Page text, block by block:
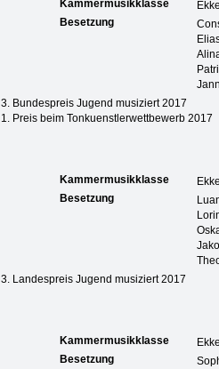
Kammermusikklasse
Besetzung
3. Bundespreis Jugend musiziert 2017
1. Preis beim Tonkuenstlerwettbewerb 2017
Kammermusikklasse
Besetzung
3. Landespreis Jugend musiziert 2017
Kammermusikklasse
Besetzung